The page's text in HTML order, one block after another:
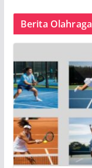
Berita Olahraga